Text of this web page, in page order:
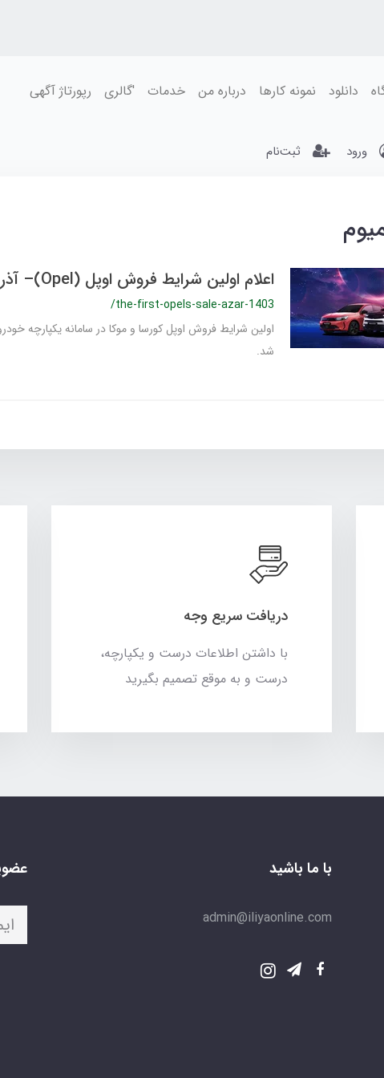
دانلود نمونه کارها درباره من خدمات 'گالری رپورتاژ آگهی
ورود ثبت‌نام
اعلام اولین شرایط فروش اوپل (Opel)– آذر 1403
/the-first-opels-sale-azar-1403
اولین شرایط فروش اوپل کورسا و موکا در سامانه یکپارچه
شد.
دریافت سریع وجه
با داشتن اطلاعات درست و یکپارچه،
درست و به موقع تصمیم بگیرید
با ما باشید
admin@iliyaonline.com